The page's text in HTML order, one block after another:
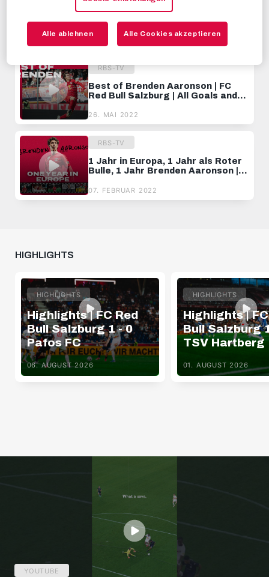
A Day in the Life of Oscar Gloukh
🏡
RBS-TV
Best of Brenden Aaronson | FC
Red Bull Salzburg | All Goals and
26. MAI 2022
RBS-TV
1 Jahr in Europa, 1 Jahr als Roter
Bulle, 1 Jahr Brenden Aaronson |
07. FEBRUAR 2022
HIGHLIGHTS
HIGHLIGHTS
Highlights | FC Red
Bull Salzburg 1 - 0
Pafos FC
06. AUGUST 2026
HIGHLIGHTS
Highlights |
Bull Salzburg
TSV Hartberg
01. AUGUST 2026
YOUTUBE
Alle ablehnen Alle Cookies akzeptieren